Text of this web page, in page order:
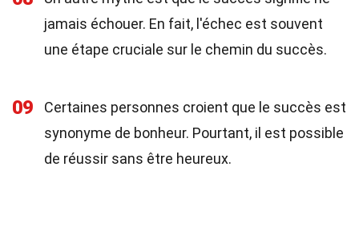
jamais échouer. En fait, l'échec est souvent
une étape cruciale sur le chemin du succès.
09
Certaines personnes croient que le succès est
synonyme de bonheur. Pourtant, il est possible
de réussir sans être heureux.